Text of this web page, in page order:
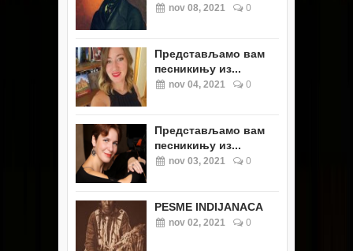
nov 08, 2021 0
Представљамо вам
песникињу из...
nov 04, 2021 0
Представљамо вам
песникињу из...
nov 03, 2021 0
PESME INDIJANACA
nov 02, 2021 0